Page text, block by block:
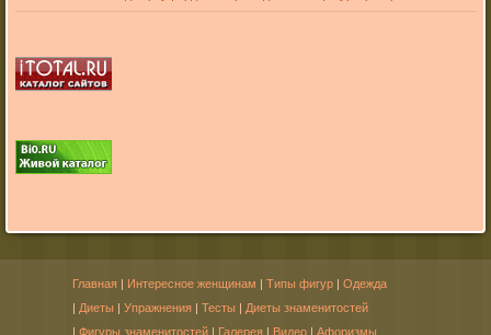
Главная | Интересное женщинам | Типы фигур | Одежда
| Диеты | Упражнения | Тесты | Диеты знаменитостей
| Фигуры знаменитостей | Галерея | Видео | Афоризмы